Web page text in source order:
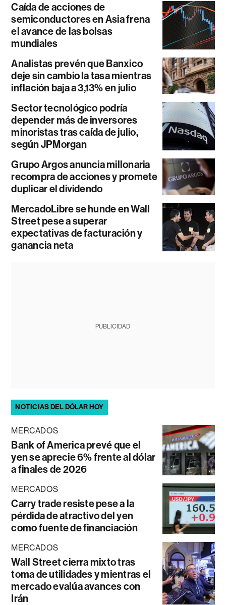
Caída de acciones de
semiconductores en Asia frena
el avance de las bolsas
mundiales
Analistas prevén que Banxico
deje sin cambio la tasa mientras
inflación baja a 3,13% en julio
Sector tecnológico podría
depender más de inversores
minoristas tras caída de julio,
según JPMorgan
Grupo Argos anuncia millonaria
recompra de acciones y promete
duplicar el dividendo
MercadoLibre se hunde en Wall
Street pese a superar
expectativas de facturación y
ganancia neta
PUBLICIDAD
NOTICIAS DEL DÓLAR HOY
MERCADOS
Bank of America prevé que el
yen se aprecie 6% frente al dólar
a finales de 2026
MERCADOS
Carry trade resiste pese a la
pérdida de atractivo del yen
como fuente de financiación
MERCADOS
Wall Street cierra mixto tras
toma de utilidades y mientras el
mercado evalúa avances con
Irán